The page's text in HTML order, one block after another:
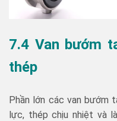
7.4 Van bướm
thép
Phần lớn các van bướm
lực, thép chịu nhiệt và